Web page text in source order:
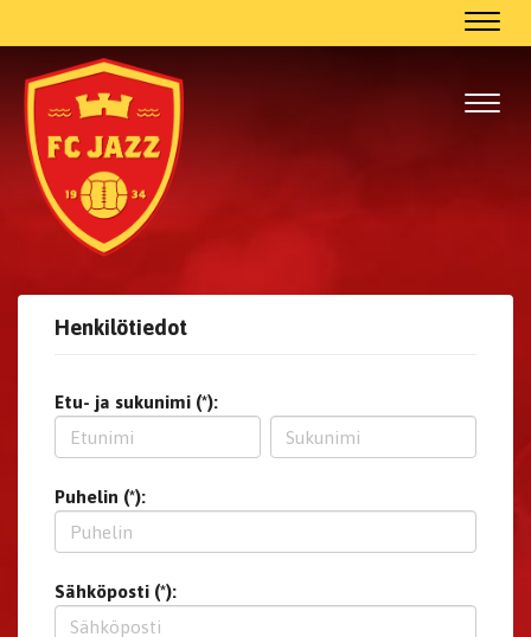
Henkilötiedot
Etu- ja sukunimi (*):
Puhelin (*):
Sähköposti (*):